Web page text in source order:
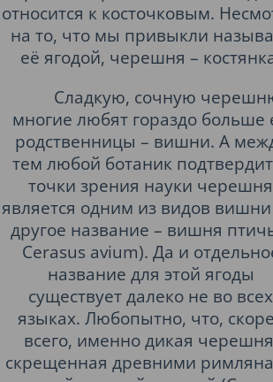
относится к косточковым.
на то, что мы привыкли
её ягодой, черешня –
Сладкую, сочную
многие любят гораздо больше
родственницы – вишни. А
тем любой ботаник
точки зрения науки черешня
является одним из видов
другое название – вишня
Cerasus avium). Да и
название для этой ягоды
существует далеко не во всех
языках. Любопытно, что,
всего, именно дикая
скрещенная древними